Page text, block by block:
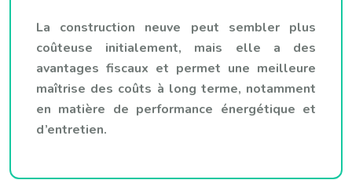
La construction neuve peut sembler plus
coûteuse initialement, mais elle a des
avantages fiscaux et permet une meilleure
maîtrise des coûts à long terme, notamment
en matière de performance énergétique et
d’entretien.